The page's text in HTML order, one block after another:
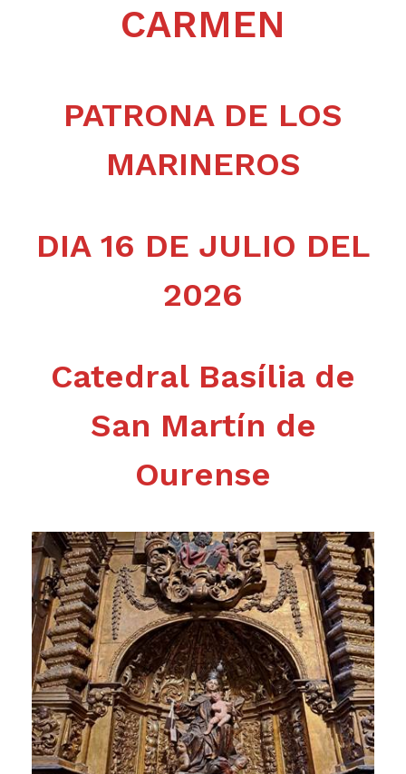
CARMEN
PATRONA DE LOS
MARINEROS
DIA 16 DE JULIO DEL
2026
Catedral Basília de
San Martín de
Ourense